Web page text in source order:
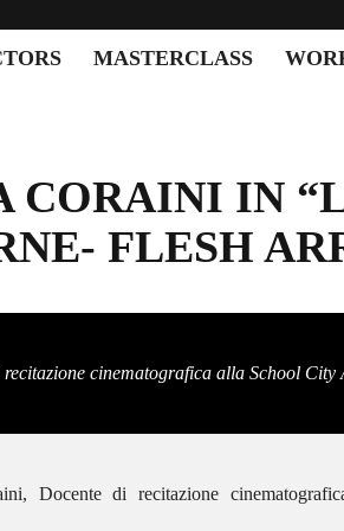
MASTERCLASS
CORAINI IN
FLESH
recitazione cinematografica alla School City
Docente di recitazione
SCACTORS – GIORGIA